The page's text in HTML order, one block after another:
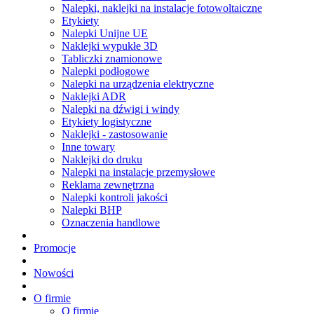
Nalepki, naklejki na instalacje fotowoltaiczne
Etykiety
Nalepki Unijne UE
Naklejki wypukłe 3D
Tabliczki znamionowe
Nalepki podłogowe
Nalepki na urządzenia elektryczne
Naklejki ADR
Nalepki na dźwigi i windy
Etykiety logistyczne
Naklejki - zastosowanie
Inne towary
Naklejki do druku
Nalepki na instalacje przemysłowe
Reklama zewnętrzna
Nalepki kontroli jakości
Nalepki BHP
Oznaczenia handlowe
Promocje
Nowości
O firmie
O firmie